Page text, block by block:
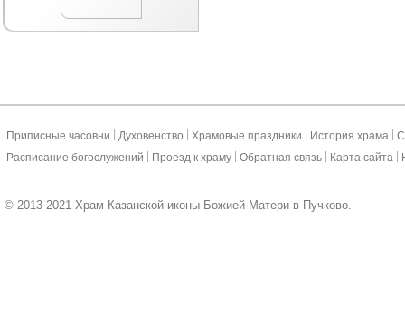
Приписные часовни Духовенство Храмовые праздники История храма
Расписание богослужений
Проезд к храму Обратная связь Карта сайта
© 2013-2021 Храм Казанской иконы Божией Матери в Пучково.